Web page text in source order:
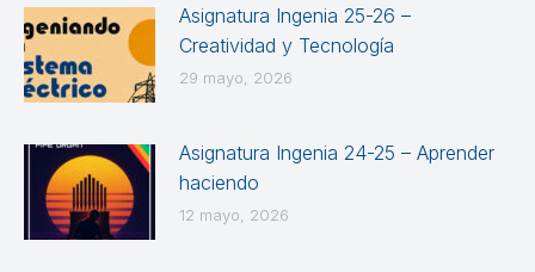
Asignatura Ingenia 25-26 –
Creatividad y Tecnología
29 mayo, 2026
Asignatura Ingenia 24-25 – Aprender
haciendo
12 mayo, 2026